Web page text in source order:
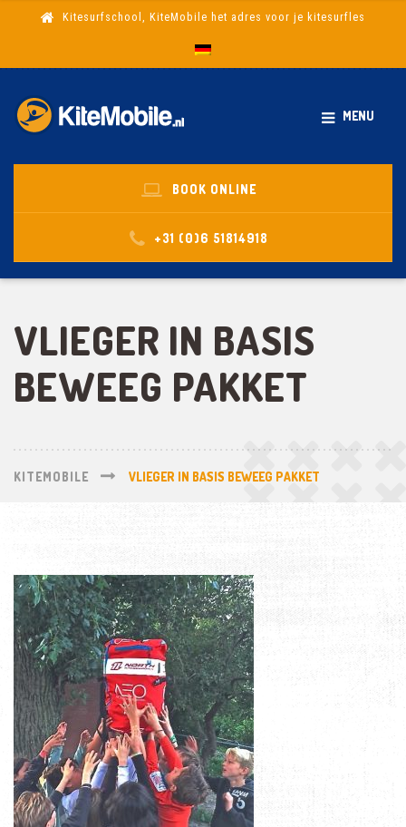
Kitesurfschool, KiteMobile het adres voor je kitesurfles
MENU
BOOK ONLINE
+31 (0)6 51814918
VLIEGER IN BASIS
BEWEEG PAKKET
KITEMOBILE VLIEGER IN BASIS BEWEEG PAKKET